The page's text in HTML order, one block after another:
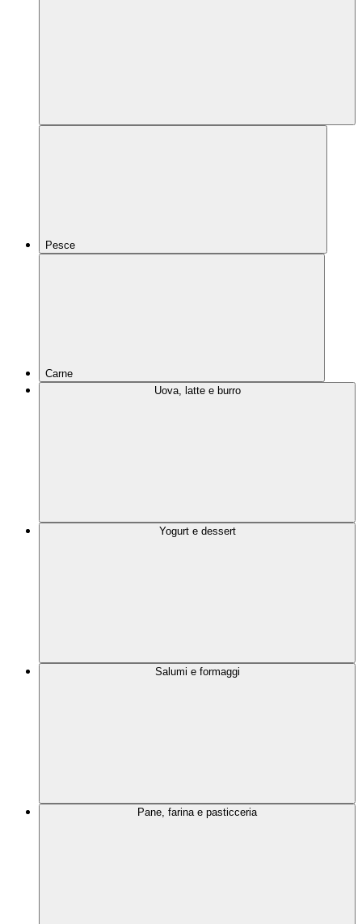
Pesce
Carne
Uova, latte e burro
Yogurt e dessert
Salumi e formaggi
Pane, farina e pasticceria